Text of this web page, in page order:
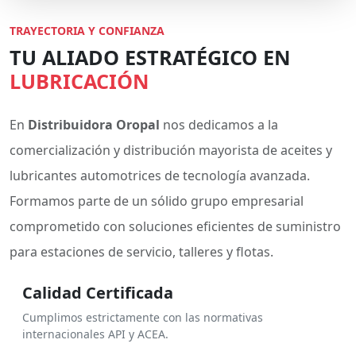
TRAYECTORIA Y CONFIANZA
TU ALIADO ESTRATÉGICO EN
LUBRICACIÓN
En Distribuidora Oropal nos dedicamos a la
comercialización y distribución mayorista de aceites y
lubricantes automotrices de tecnología avanzada.
Formamos parte de un sólido grupo empresarial
comprometido con soluciones eficientes de suministro
para estaciones de servicio, talleres y flotas.
Calidad Certificada
Cumplimos estrictamente con las normativas
internacionales API y ACEA.